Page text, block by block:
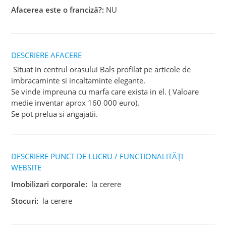
Afacerea este o franciză?: NU
DESCRIERE AFACERE
Situat in centrul orasului Bals profilat pe articole de
imbracaminte si incaltaminte elegante.
Se vinde impreuna cu marfa care exista in el. ( Valoare
medie inventar aprox 160 000 euro).
Se pot prelua si angajatii.
DESCRIERE PUNCT DE LUCRU / FUNCTIONALITĂȚI
WEBSITE
Imobilizari corporale: la cerere
Stocuri: la cerere